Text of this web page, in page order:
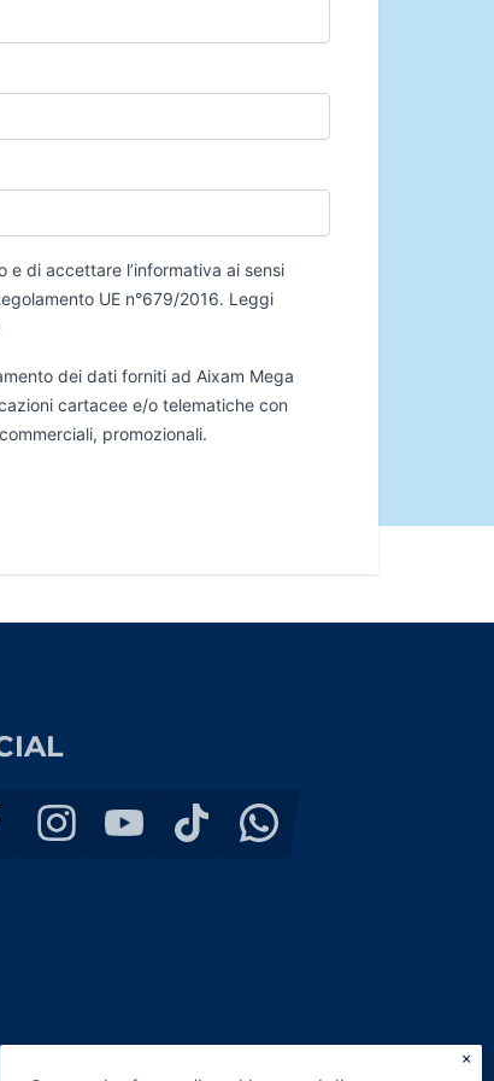
e di accettare l’informativa ai sensi
UE n°679/2016. Leggi
dei dati forniti ad Aixam Mega
cartacee e/o telematiche con
promozionali.
×